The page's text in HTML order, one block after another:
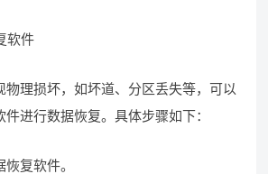
软件
物理损坏，如坏道、分区丢失等，可以
进行数据恢复。具体步骤如下：
复软件。